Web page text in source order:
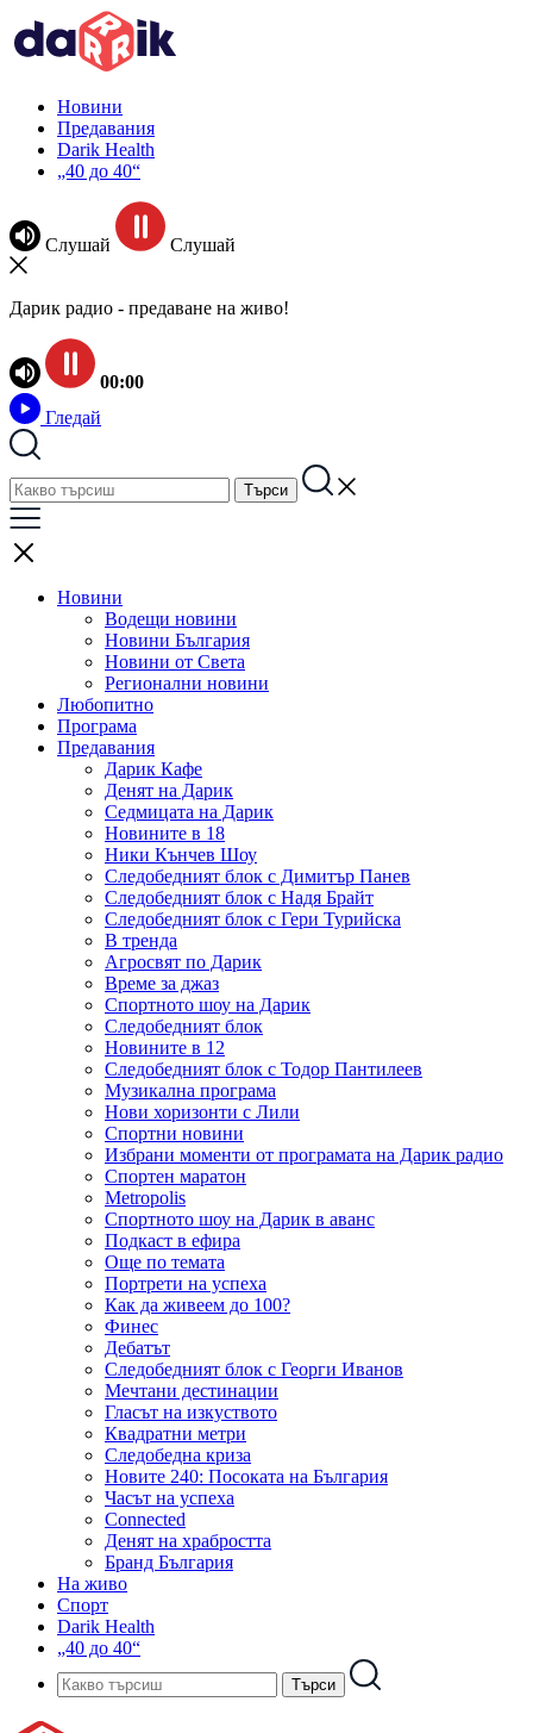
Новини
Предавания
Darik Health
„40 до 40“
Слушай Слушай
Дарик радио - предаване на живо!
00:00
Гледай
Новини
Водещи новини
Новини България
Новини от Света
Регионални новини
Любопитно
Програма
Предавания
Дарик Кафе
Денят на Дарик
Седмицата на Дарик
Новините в 18
Ники Кънчев Шоу
Следобедният блок с Димитър Панев
Следобедният блок с Надя Брайт
Следобедният блок с Гери Турийска
В тренда
Агросвят по Дарик
Време за джаз
Спортното шоу на Дарик
Следобедният блок
Новините в 12
Следобедният блок с Тодор Пантилеев
Музикална програма
Нови хоризонти с Лили
Спортни новини
Избрани моменти от програмата на Дарик радио
Спортен маратон
Metropolis
Спортното шоу на Дарик в аванс
Подкаст в ефира
Още по темата
Портрети на успеха
Как да живеем до 100?
Финес
Дебатът
Следобедният блок с Георги Иванов
Мечтани дестинации
Гласът на изкуството
Квадратни метри
Следобедна криза
Новите 240: Посоката на България
Часът на успеха
Connected
Денят на храбростта
Бранд България
На живо
Спорт
Darik Health
„40 до 40“